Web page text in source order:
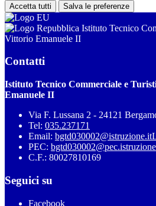
Accetta tutti Salva le preferenze
Istituto Tecnico
Vittorio Emanuele II
Contatti
Istituto Tecnico Commerciale e
Emanuele II
Via F. Lussana 2 - 24121
Tel: 035.237171
Email: bgtd030002@istruzione.it
PEC:
C.F.: 80027810169
Seguici su
Facebook